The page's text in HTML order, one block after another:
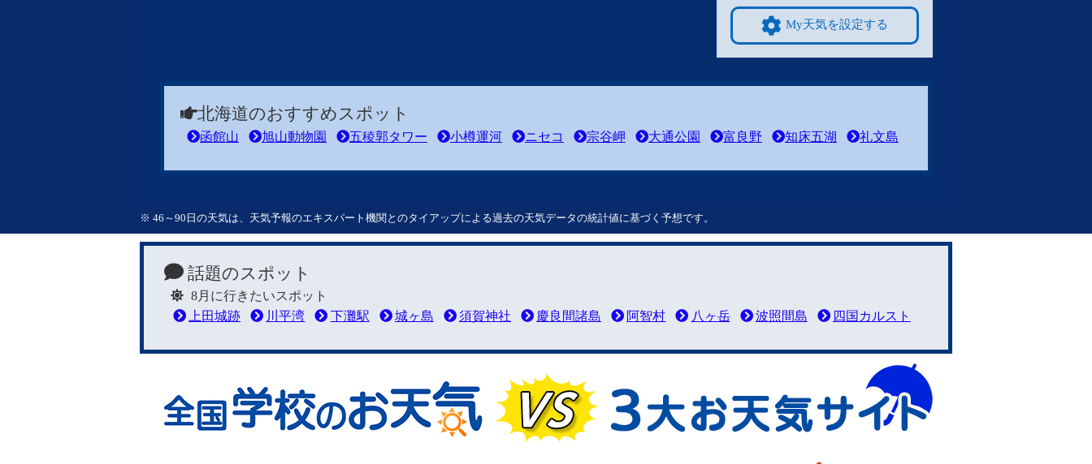
My天気を設定する
北海道のおすすめスポット
函館山 旭山動物園 五稜郭タワー 小樽運河 ニセコ 宗谷岬 大通公園 富良野 知床五湖 礼文島
※ 46～90日の天気は、天気予報のエキスパート機関とのタイアップによる過去の天気データの統計値に基づく予想です。
話題のスポット
8月に行きたいスポット
上田城跡
川平湾 下灘駅 城ヶ島 須賀神社 慶良間諸島 阿智村 八ヶ岳 波照間島 四国カルスト